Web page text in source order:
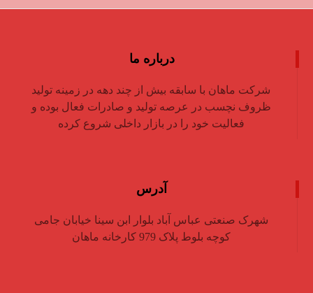
درباره ما
شرکت ماهان با سابقه بیش از چند دهه در زمینه تولید
ظروف نچسب در عرصه تولید و صادرات فعال بوده و
فعالیت خود را در بازار داخلی شروع کرده
آدرس
شهرک صنعتی عباس آباد بلوار ابن سینا خیابان جامی
کوچه بلوط پلاک 979 کارخانه ماهان